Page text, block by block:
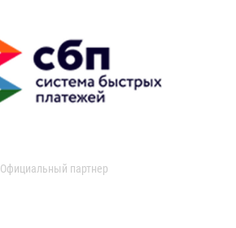
Официальный партнер